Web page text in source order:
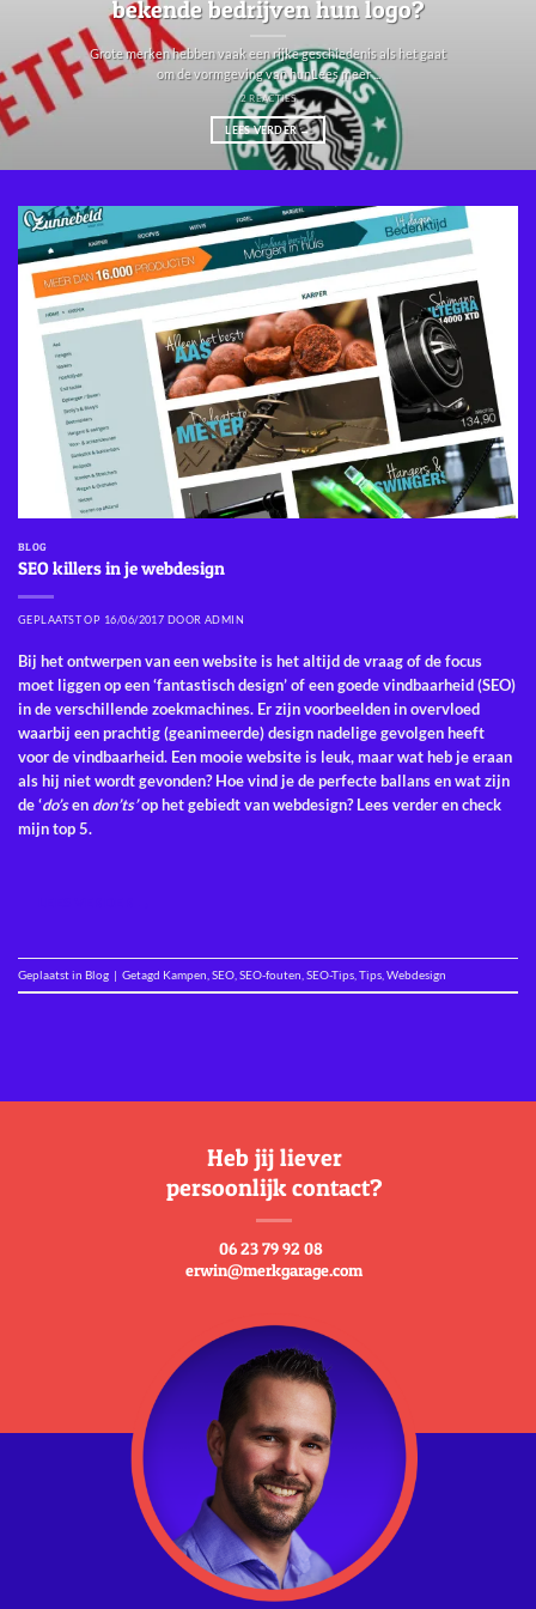
bekende bedrijven hun logo?
Grote merken hebben vaak een rijke geschiedenis als het gaat
om de vormgeving van hunLees meer ...
2 REACTIES
LEES VERDER→
BLOG
SEO killers in je webdesign
GEPLAATST OP 16/06/2017 DOORADMIN
Bij het ontwerpen van een website is het altijd de vraag of de focus
moet liggen op een ‘fantastisch design’ of een goede vindbaarheid (SEO)
in de verschillende zoekmachines. Er zijn voorbeelden in overvloed
waarbij een prachtig (geanimeerde) design nadelige gevolgen heeft
voor de vindbaarheid. Een mooie website is leuk, maar wat heb je eraan
als hij niet wordt gevonden? Hoe vind je de perfecte ballans en wat zijn
de ‘do’sen don’ts’op het gebiedt van webdesign? Lees verder en check
mijn top 5.
Geplaatst in Blog | Getagd Kampen SEO SEO-fouten SEO-Tips Tips Webdesign
Heb jij liever
persoonlijk contact?
06 23 79 92 08
erwin@merkgarage.com